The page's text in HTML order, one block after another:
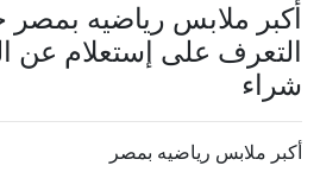
أكبر ملابس رياضيه بمصر
التعرف على إستعلام عن
شراء
أكبر ملابس رياضيه بمصر